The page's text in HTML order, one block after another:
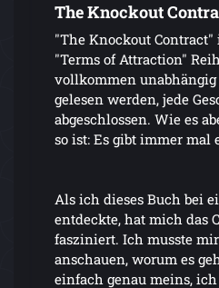
The Knockout
"The Knockout
"Terms of Attraction"
vollkommen
gelesen werden, jede
abgeschlossen. Wie es
so ist: Es gibt immer mal
Als ich dieses Buch bei
entdeckte, hat mich das
fasziniert. Ich musste
anschauen, worum es
einfach genau meins, ich